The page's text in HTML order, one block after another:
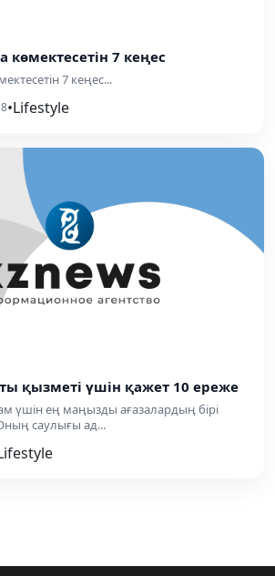
көмектесетін 7 кеңес
7 кеңес...
•Lifestyle
қызметі үшін қажет 10 ереже
үшін ең маңызды ағазалардың бірі
саулығы ад...